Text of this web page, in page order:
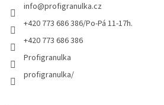
info@profigranulka.cz
+420 773 686 386/Po-Pá 11-17h.
+420 773 686 386
Profigranulka
profigranulka/